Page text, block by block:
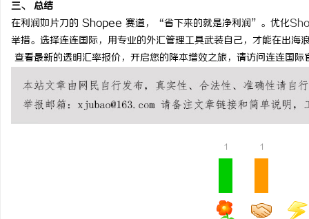
三、 总结
在利润如片刀的 Shopee 赛道，“省下来的就是净利润”。优化
举措。选择连连国际，用专业的外汇管理工具武装自己，才能在出海
查看最新的透明汇率报价，开启您的降本增效之旅，请访问连连国际
1 1
锡条，焊锡球，焊锡丝
6337锡条，巨一，焊锡